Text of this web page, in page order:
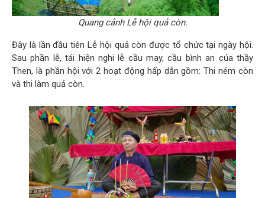
Quang cảnh Lễ hội quả còn.
Đây là lần đầu tiên Lễ hội quả còn được tổ chức tại ngày hội.
Sau phần lễ, tái hiện nghi lễ cầu may, cầu bình an của thầy
Then, là phần hội với 2 hoạt động hấp dẫn gồm: Thi ném còn
và thi làm quả còn.